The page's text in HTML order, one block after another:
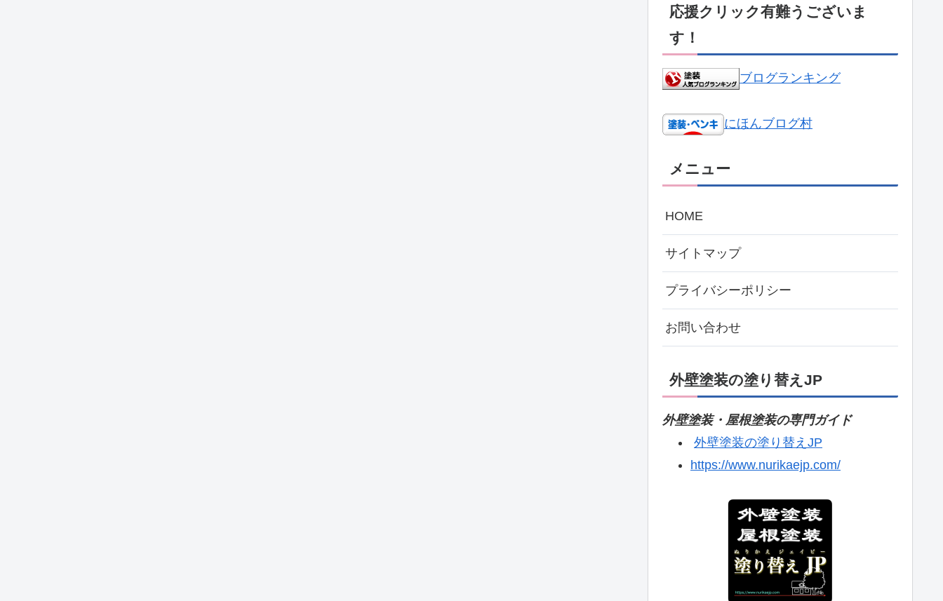
応援クリック有難うございま
す！
ブログランキング
にほんブログ村
メニュー
HOME
サイトマップ
プライバシーポリシー
お問い合わせ
外壁塗装の塗り替えJP
外壁塗装・屋根塗装の専門ガイド
外壁塗装の塗り替えJP
https://www.nurikaejp.com/